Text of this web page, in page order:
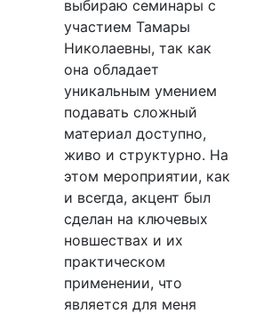
выбираю семинары с
участием Тамары
Николаевны, так как
она обладает
уникальным умением
подавать сложный
материал доступно,
живо и структурно. На
этом мероприятии, как
и всегда, акцент был
сделан на ключевых
новшествах и их
практическом
применении, что
является для меня